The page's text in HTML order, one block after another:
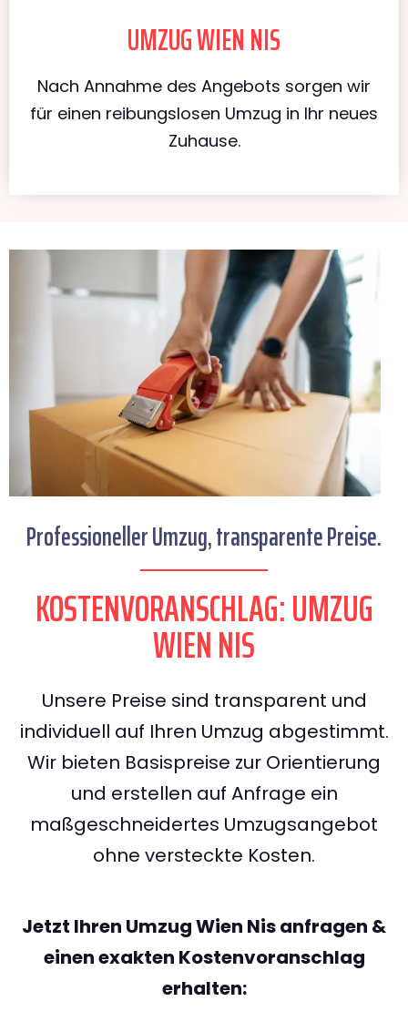
UMZUG WIEN NIS
Nach Annahme des Angebots sorgen wir
für einen reibungslosen Umzug in Ihr neues
Zuhause.
Professioneller Umzug, transparente Preise.
KOSTENVORANSCHLAG: UMZUG
WIEN NIS
Unsere Preise sind transparent und
individuell auf Ihren Umzug abgestimmt.
Wir bieten Basispreise zur Orientierung
und erstellen auf Anfrage ein
maßgeschneidertes Umzugsangebot
ohne versteckte Kosten.
Jetzt Ihren Umzug Wien Nis anfragen &
einen exakten Kostenvoranschlag
erhalten: